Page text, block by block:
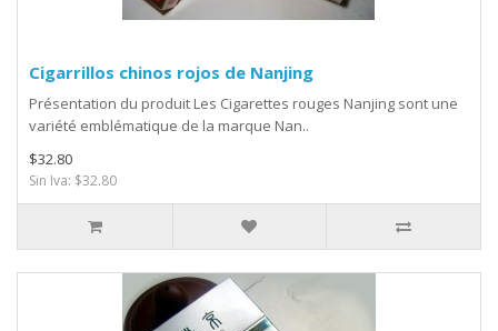
Cigarrillos chinos rojos de Nanjing
Présentation du produit Les Cigarettes rouges Nanjing sont une
variété emblématique de la marque Nan..
$32.80
Sin Iva: $32.80